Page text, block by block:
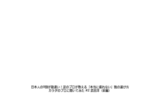
日本人の9割が勘違い！足のプロが教える「本当に疲れない」靴の選び方
カラダのプロに聞いてみた #2 武田洋（前編）